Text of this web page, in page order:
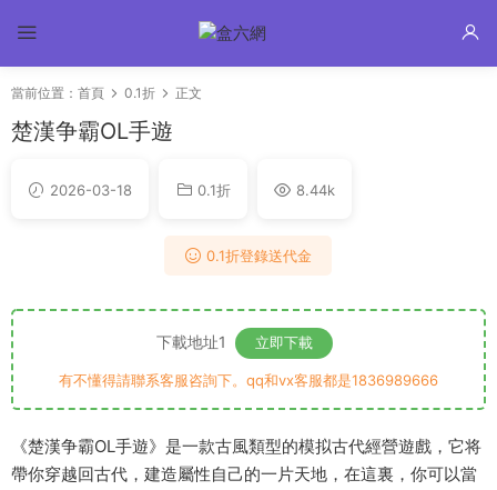
當前位置： 首頁 0.1折 正文
楚漢争霸OL手遊
2026-03-18 0.1折 8.44k
0.1折登錄送代金
下載地址1 立即下載
有不懂得請聯系客服咨詢下。qq和vx客服都是1836989666
《楚漢争霸OL手遊》是一款古風類型的模拟古代經營遊戲，它将
帶你穿越回古代，建造屬性自己的一片天地，在這裏，你可以當